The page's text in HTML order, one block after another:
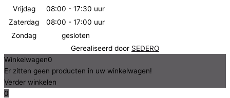
Vrijdag
08:00 - 17:30 uur
Zaterdag
08:00 - 17:00 uur
Zondag
gesloten
Gerealiseerd door SEDERO
Winkelwagen0
Er zitten geen producten in uw winkelwagen!
Verder winkelen
0